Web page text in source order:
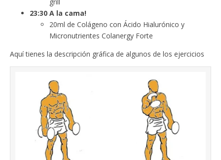
23:30 A la cama!
20ml de Colágeno con Ácido Hialurónico y
Micronutrientes Colanergy Forte
Aquí tienes la descripción gráfica de algunos de los ejercicios